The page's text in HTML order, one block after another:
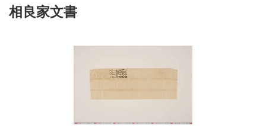
相良家文書